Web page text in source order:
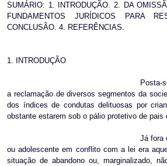
SUMÁRIO: 1. INTRODUÇÃO. 2. DA
FUNDAMENTOS JURÍDICOS PARA
CONCLUSÃO. 4. REFERÊNCIAS.
1. INTRODUÇÃO
Posta-
a reclamação de diversos segmentos da
dos índices de condutas delituosas por
obstante estarem sob o pálio protetivo de pais
Já fora
ou adolescente em conflito com a lei era
situação de abandono ou, marginalizado,